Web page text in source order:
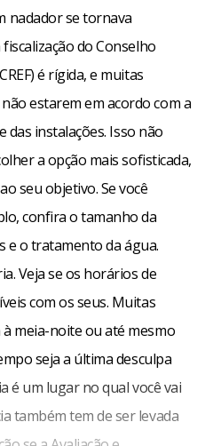
nadador se tornava
do Conselho
é rígida, e muitas
estarem em acordo com a
das instalações. Isso não
a opção mais sofisticada,
seu objetivo. Se você
confira o tamanho da
e o tratamento da água.
Veja se os horários de
com os seus. Muitas
meia-noite ou até mesmo
seja a última desculpa
é um lugar no qual você vai
também tem de ser levada